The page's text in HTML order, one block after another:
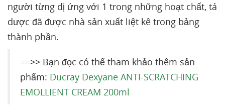
người từng dị ứng với 1 trong những hoạt chất, tá
dược đã được nhà sản xuất liệt kê trong bảng
thành phần.
==>> Bạn đọc có thể tham khảo thêm sản
phẩm: Ducray Dexyane ANTI-SCRATCHING
EMOLLIENT CREAM 200ml